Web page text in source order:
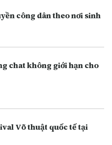
công dân theo nơi sinh
chat không giới hạn cho
Võ thuật quốc tế tại